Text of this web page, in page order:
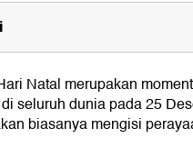
Natal:
Premium
Foto
Peralatan Masak atau Alat
Teknologi
Natal merupakan
seluruh dunia pada 25
biasanya mengisi